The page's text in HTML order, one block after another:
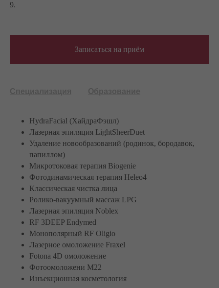
9.
Записаться на приём
Специализация Образование
HydraFacial (ХайдраФэшл)
Лазерная эпиляция LightSheerDuet
Удаление новообразований (родинок, бородавок,
папиллом)
Микротоковая терапия Biogenie
Фотодинамическая терапия Heleo4
Классическая чистка лица
Ролико-вакуумный массаж LPG
Лазерная эпиляция Noblex
RF 3DEEP Endymed
Монополярный RF Oligio
Лазерное омоложение Fraxel
Fotona 4D омоложение
Фотоомоложени M22
Инъекционная косметология